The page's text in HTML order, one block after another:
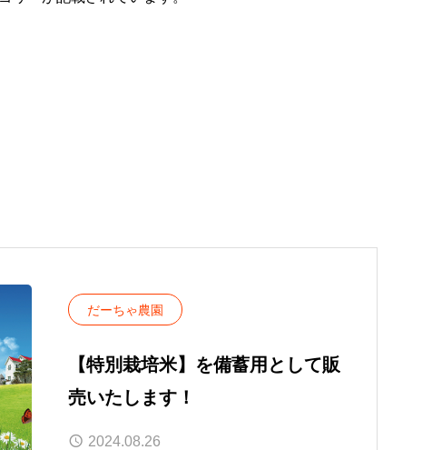
だーちゃ農園
【特別栽培米】を備蓄用として販
売いたします！
2024.08.26